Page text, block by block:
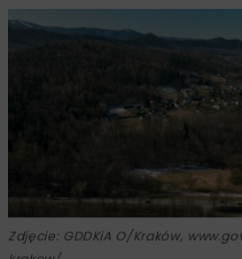
Zdjęcie: GDDKiA O/Kraków,